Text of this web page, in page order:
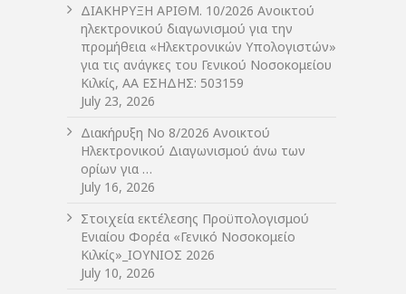
ΔIΑΚΗΡΥΞΗ ΑΡIΘΜ. 10/2026 Ανοικτού
ηλεκτρονικού διαγωνισμού για την
προμήθεια «Ηλεκτρονικών Υπολογιστών»
για τις ανάγκες του Γενικού Νοσοκομείου
Κιλκίς, ΑΑ ΕΣΗΔΗΣ: 503159
July 23, 2026
Διακήρυξη Νο 8/2026 Ανοικτού
Ηλεκτρονικού Διαγωνισμού άνω των
ορίων για …
July 16, 2026
Στοιχεία εκτέλεσης Προϋπολογισμού
Ενιαίου Φορέα «Γενικό Νοσοκομείο
Κιλκίς»_ΙΟΥΝΙΟΣ 2026
July 10, 2026